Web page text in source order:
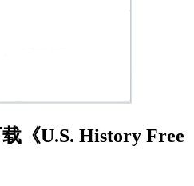
《U.S. History Free